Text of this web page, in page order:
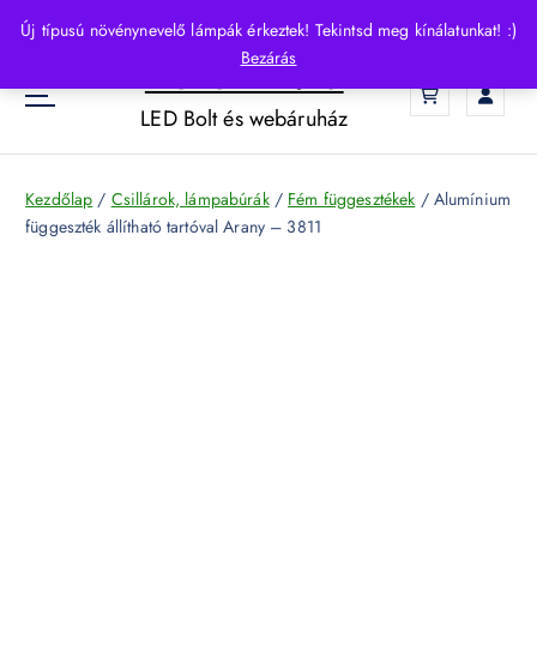
Új típusú növénynevelő lámpák érkeztek! Tekintsd meg kínálatunkat! :)
Bezárás
p
o
HelloLED.hu
LED Bolt és webáruház
Kezdőlap / Csillárok, lámpabúrák/ Fém függesztékek / Alumínium
függeszték állítható tartóval Arany – 3811